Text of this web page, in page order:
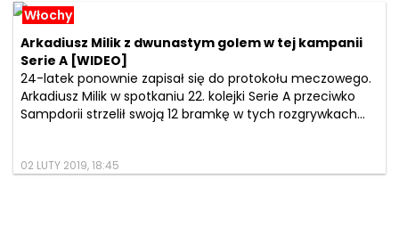
Włochy
Arkadiusz Milik z dwunastym golem w tej kampanii
Serie A [WIDEO]
24-latek ponownie zapisał się do protokołu meczowego.
Arkadiusz Milik w spotkaniu 22. kolejki Serie A przeciwko
Sampdorii strzelił swoją 12 bramkę w tych rozgrywkach...
02 LUTY 2019, 18:45